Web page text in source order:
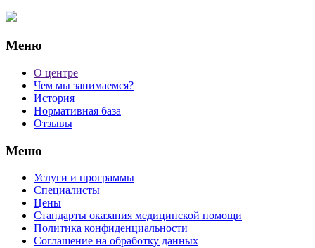
Меню
О центре
Чем мы занимаемся?
История
Нормативная база
Отзывы
Меню
Услуги и программы
Специалисты
Цены
Стандарты оказания медицинской помощи
Политика конфиденциальности
Соглашение на обработку данных